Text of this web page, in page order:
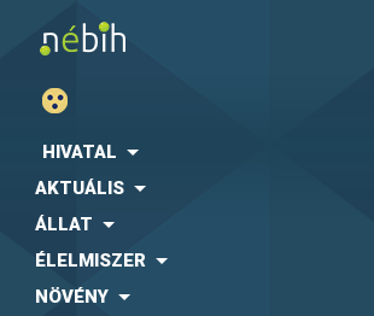
HIVATAL
AKTUÁLIS
ÁLLAT
ÉLELMISZER
NÖVÉNY